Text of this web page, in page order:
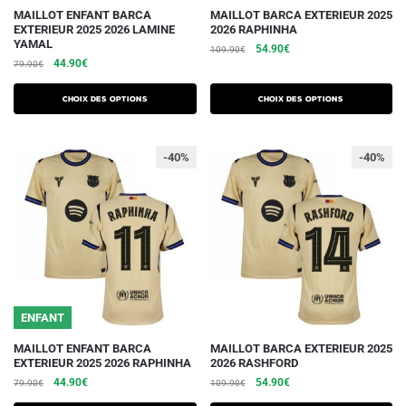
MAILLOT ENFANT BARCA
EXTERIEUR 2025 2026 LAMINE
YAMAL
79.90€
Le
initial
était :
44.90€Le
actuel
est :
Choix des options
Ce
produit
a
plusieurs
variations.
peuvent
être
choisies
produit
MAILLOT BARCA EXTERIEUR 2025
2026 RAPHINHA
109.90€
Le
initial
était :
109.90€.
54.90€Le
actuel
est :
54.90€.
Choix des options
Ce
produit
a
plusieurs
variations.
peuvent
être
choisies
ENFANT
-40%
MAILLOT ENFANT BARCA
EXTERIEUR 2025 2026 RAPHINHA
79.90€
Le
44.90€Le
Ce
produit
a
-40%
MAILLOT BARCA EXTERIEUR 2025
2026 RASHFORD
109.90€
Le
54.90€Le
Ce
produit
a